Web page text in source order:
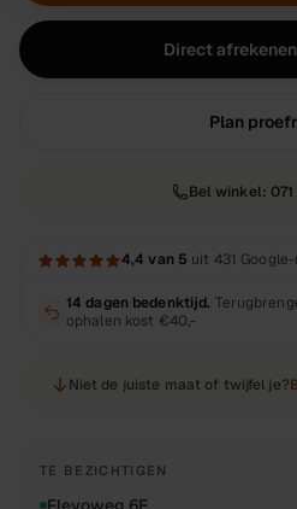
Direct
Plan
Bel winkel:
4,4 van 5 uit 431
14 dagen bedenktijd.
ophalen kost €40,-
Niet de juiste maat of twijfel je?
TE BEZICHTIGEN